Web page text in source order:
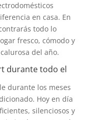
en casa. En
todo lo
fresco, cómodo y
del año.
durante todo el
durante los meses
Hoy en día
silenciosos y